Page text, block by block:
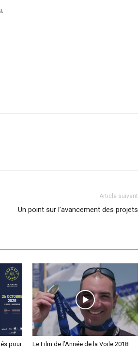
Article suivant
Un point sur l’avancement des projets
pour
Le Film de l’Année de la Voile 2018